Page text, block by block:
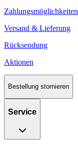
Zahlungsmöglichkeiten
Versand & Lieferung
Rücksendung
Aktionen
Bestellung stornieren
Service